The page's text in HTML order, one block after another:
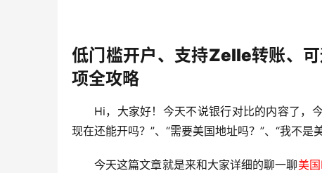
低门槛开户、支持Zelle转账、
项全攻略
Hi，大家好！今天不说银行对比的内容了，
现在还能开吗？”、“需要美国地址吗？”、“我不是
今天这篇文章就是来和大家详细的聊一聊美